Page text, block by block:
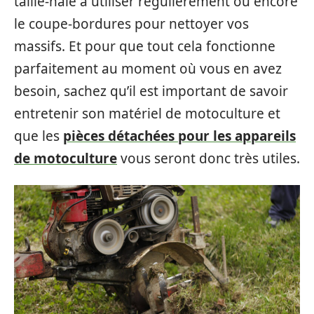
le coupe-bordures pour nettoyer vos
massifs. Et pour que tout cela fonctionne
parfaitement au moment où vous en avez
besoin, sachez qu’il est important de savoir
entretenir son matériel de motoculture et
que les pièces détachées pour les appareils
de motoculturevous seront donc très utiles.